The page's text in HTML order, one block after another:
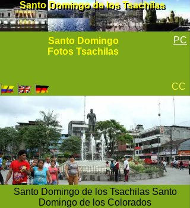
Santo Domingo de los Tsachilas
Santo Domingo
Fotos Tsachilas
Santo Domingo de los Tsachilas
PC
Santo Domingo de los Tsachilas Santo
Domingo de los Colorados
CC